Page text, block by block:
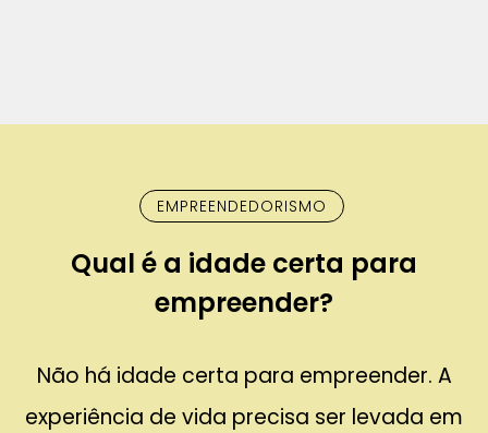
EMPREENDEDORISMO
Qual é a idade certa para
empreender?
Não há idade certa para empreender. A
experiência de vida precisa ser levada em